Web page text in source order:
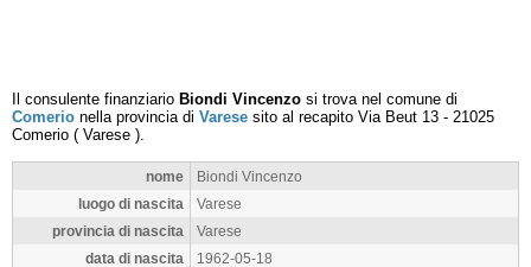
Il consulente finanziario Biondi Vincenzo si trova nel comune di
Comerio nella provincia di Varese sito al recapito Via Beut 13 - 21025
Comerio ( Varese ).
nome
Biondi Vincenzo
luogo di nascita
Varese
provincia di nascita
Varese
data di nascita
1962-05-18